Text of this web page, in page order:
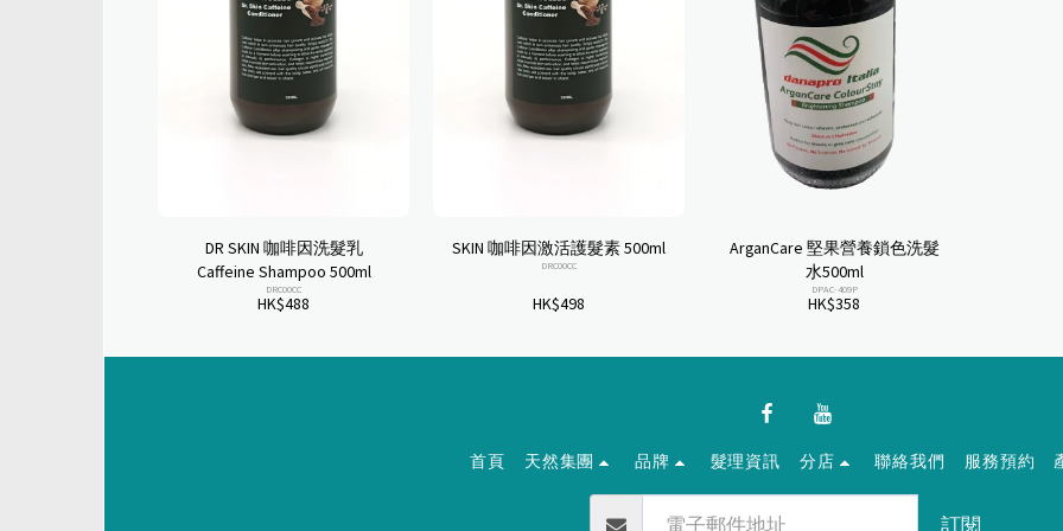
DR SKIN 咖啡因洗髮乳
Caffeine Shampoo 500ml
DRC00CC
HK$488
SKIN 咖啡因激活護髮素 500ml
DRC00CC
HK$498
ArganCare 堅果營養鎖色洗髮
水500ml
DPAC-409P
HK$358
首頁 天然集團 品牌 髮理資訊 分店 聯絡我們 服務預約
訂閱